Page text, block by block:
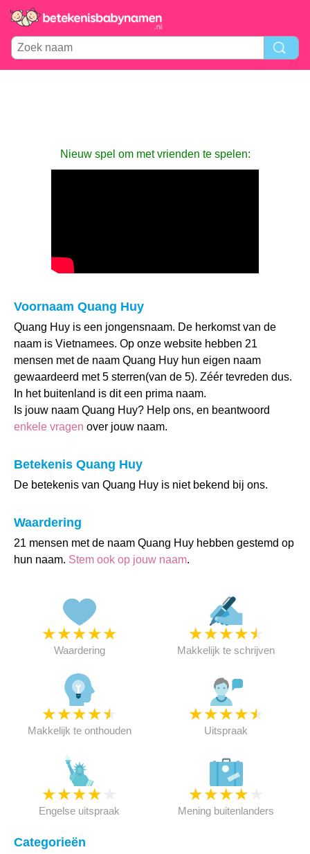
Nieuw spel om met vrienden te spelen:
Voornaam Quang Huy
Quang Huy is een jongensnaam. De herkomst van de
naam is Vietnamees. Op onze website hebben 21
mensen met de naam Quang Huy hun eigen naam
gewaardeerd met 5 sterren(van de 5). Zéér tevreden dus.
In het buitenland is dit een prima naam.
Is jouw naam Quang Huy? Help ons, en beantwoord
enkele vragen over jouw naam.
Betekenis Quang Huy
De betekenis van Quang Huy is niet bekend bij ons.
Waardering
21 mensen met de naam Quang Huy hebben gestemd op
hun naam. Stem ook op jouw naam.
★★★★★
Waardering
★★★★★
Makkelijk te schrijven
★★★★★
Makkelijk te onthouden
★★★★★
Uitspraak
★★★★
Engelse uitspraak
★★★★
Mening buitenlanders
Categorieën